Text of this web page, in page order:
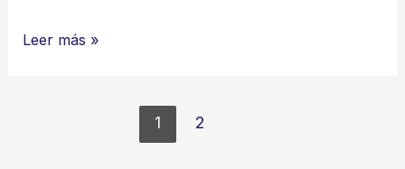
Control
Leer más »
1 2